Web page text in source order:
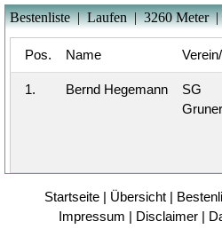
Bestenliste | Laufen | 3260 Meter |
Pos. Name
1. Bernd Hegemann
SG
Startseite | Übersicht |
Impressum | Disclaimer |